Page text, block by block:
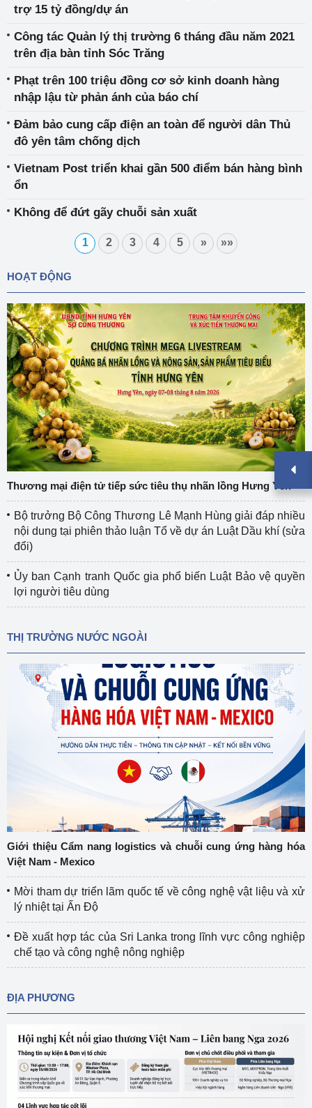
trợ 15 tỷ đồng/dự án
Công tác Quản lý thị trường 6 tháng đầu năm 2021
trên địa bàn tỉnh Sóc Trăng
Phạt trên 100 triệu đồng cơ sở kinh doanh hàng
nhập lậu từ phản ánh của báo chí
Đảm bảo cung cấp điện an toàn để người dân Thủ
đô yên tâm chống dịch
Vietnam Post triển khai gần 500 điểm bán hàng bình
ổn
Không để đứt gãy chuỗi sản xuất
1 2 3 4 5 » »»
HOẠT ĐỘNG
Thương mại điện tử tiếp sức tiêu thụ nhãn lồng Hưng Yên
Bộ trưởng Bộ Công Thương Lê Mạnh Hùng giải đáp nhiều
nội dung tại phiên thảo luận Tổ về dự án Luật Dầu khí (sửa
đổi)
Ủy ban Cạnh tranh Quốc gia phổ biến Luật Bảo vệ quyền
lợi người tiêu dùng
THỊ TRƯỜNG NƯỚC NGOÀI
Giới thiệu Cẩm nang logistics và chuỗi cung ứng hàng hóa
Việt Nam - Mexico
Mời tham dự triển lãm quốc tế về công nghệ vật liệu và xử
lý nhiệt tại Ấn Độ
Đề xuất hợp tác của Sri Lanka trong lĩnh vực công nghiệp
chế tạo và công nghệ nông nghiệp
ĐỊA PHƯƠNG